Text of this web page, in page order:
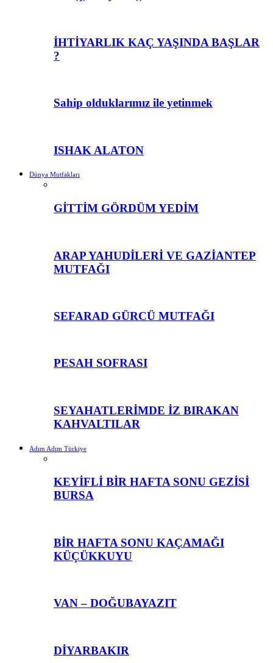
İHTİYARLIK KAÇ YAŞINDA BAŞLAR
?
Sahip olduklarımız ile yetinmek
ISHAK ALATON
Dünya Mutfakları
GİTTİM GÖRDÜM YEDİM
ARAP YAHUDİLERİ VE GAZİANTEP
MUTFAĞI
SEFARAD GÜRCÜ MUTFAĞI
PESAH SOFRASI
SEYAHATLERİMDE İZ BIRAKAN
KAHVALTILAR
Adım Adım Türkiye
KEYİFLİ BİR HAFTA SONU GEZİSİ
BURSA
BİR HAFTA SONU KAÇAMAĞI
KÜÇÜKKUYU
VAN – DOĞUBAYAZIT
DİYARBAKIR